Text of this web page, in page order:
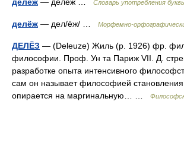
Словарь употребления
делёж — дел/ёж/ … Морфемно-
ДЕЛЁЗ — (Deleuze) Жиль (р. 1926) фр.
философии. Проф. Ун та Париж VII. Д.
разработке опыта интенсивного
сам он называет философией
опирается на маргинальную… …